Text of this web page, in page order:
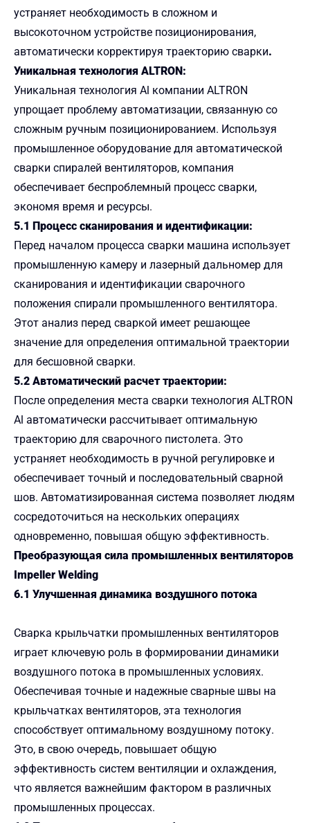
устраняет необходимость в сложном и
высокоточном устройстве позиционирования,
автоматически корректируя траекторию сварки.
Уникальная технология ALTRON:
Уникальная технология Al компании ALTRON
упрощает проблему автоматизации, связанную со
сложным ручным позиционированием. Используя
промышленное оборудование для автоматической
сварки спиралей вентиляторов, компания
обеспечивает беспроблемный процесс сварки,
экономя время и ресурсы.
5.1 Процесс сканирования и идентификации:
Перед началом процесса сварки машина использует
промышленную камеру и лазерный дальномер для
сканирования и идентификации сварочного
положения спирали промышленного вентилятора.
Этот анализ перед сваркой имеет решающее
значение для определения оптимальной траектории
для бесшовной сварки.
5.2 Автоматический расчет траектории:
После определения места сварки технология ALTRON
Al автоматически рассчитывает оптимальную
траекторию для сварочного пистолета. Это
устраняет необходимость в ручной регулировке и
обеспечивает точный и последовательный сварной
шов. Автоматизированная система позволяет людям
сосредоточиться на нескольких операциях
одновременно, повышая общую эффективность.
Преобразующая сила промышленных вентиляторов
Impeller Welding
6.1 Улучшенная динамика воздушного потока
Сварка крыльчатки промышленных вентиляторов
играет ключевую роль в формировании динамики
воздушного потока в промышленных условиях.
Обеспечивая точные и надежные сварные швы на
крыльчатках вентиляторов, эта технология
способствует оптимальному воздушному потоку.
Это, в свою очередь, повышает общую
эффективность систем вентиляции и охлаждения,
что является важнейшим фактором в различных
промышленных процессах.